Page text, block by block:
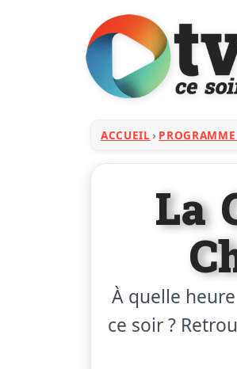
ACCUEIL
La
À quelle
ce soir ?